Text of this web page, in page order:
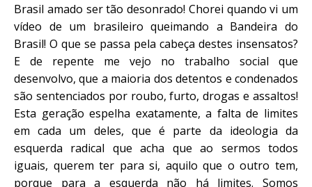
Brasil amado ser tão desonrado! Chorei quando vi um
vídeo de um brasileiro queimando a Bandeira do
Brasil! O que se passa pela cabeça destes insensatos?
E de repente me vejo no trabalho social que
desenvolvo, que a maioria dos detentos e condenados
são sentenciados por roubo, furto, drogas e assaltos!
Esta geração espelha exatamente, a falta de limites
em cada um deles, que é parte da ideologia da
esquerda radical que acha que ao sermos todos
iguais, querem ter para si, aquilo que o outro tem,
porque para a esquerda não há limites. Somos